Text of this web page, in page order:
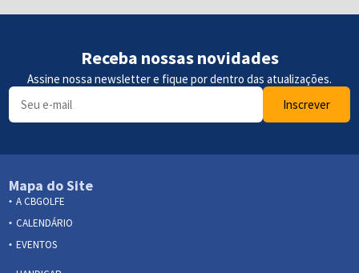
Receba nossas novidades
Assine nossa newsletter e fique por dentro das atualizações.
Inscrever
Mapa do Site
A CBGOLFE
CALENDÁRIO
EVENTOS